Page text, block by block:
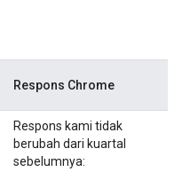
Respons Chrome
Respons kami tidak
berubah dari kuartal
sebelumnya: